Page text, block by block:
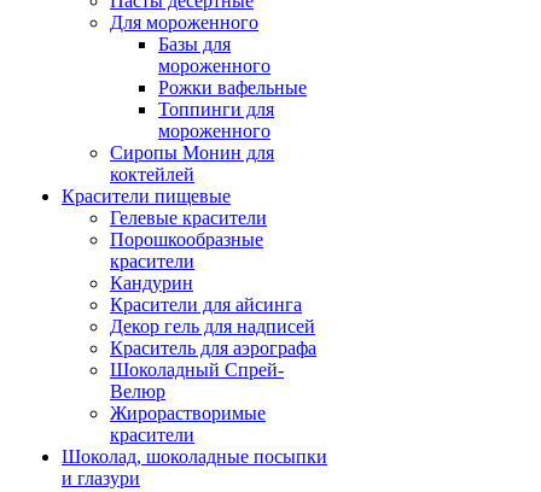
Для мороженного
Базы для
мороженного
Рожки вафельные
Топпинги для
мороженного
Сиропы Монин для
коктейлей
Красители пищевые
Гелевые красители
Порошкообразные
красители
Кандурин
Красители для айсинга
Декор гель для надписей
Краситель для аэрографа
Шоколадный Спрей-
Велюр
Жирорастворимые
красители
Шоколад, шоколадные посыпки
и глазури